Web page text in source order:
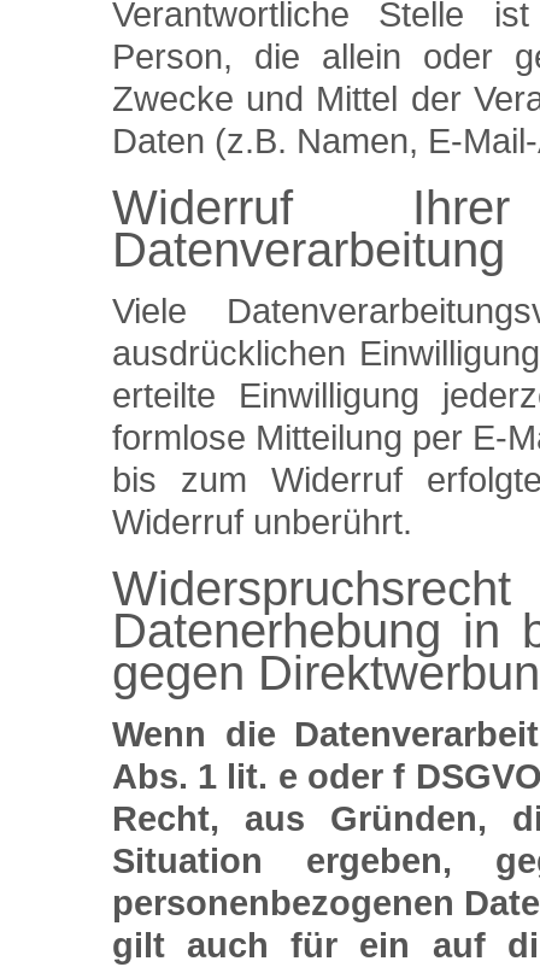
Verantwortliche Stelle
Person, die allein oder
Zwecke und Mittel der
Daten (z.B. Namen, E-
Widerruf
Datenverarbeitung
Viele
ausdrücklichen
erteilte Einwilligung
formlose Mitteilung per E-
bis zum Widerruf
Widerruf unberührt.
Datenerhebung in
gegen
Wenn die
Abs. 1 lit. e oder f
Recht, aus Gründen,
Situation ergeben,
personenbezogenen
gilt auch für ein auf